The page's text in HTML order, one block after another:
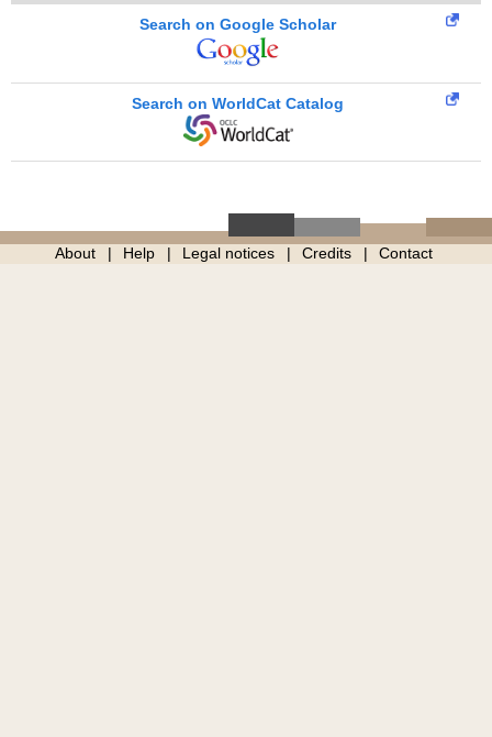
Search on Google Scholar
Search on WorldCat Catalog
About Help Legal notices Credits Contact